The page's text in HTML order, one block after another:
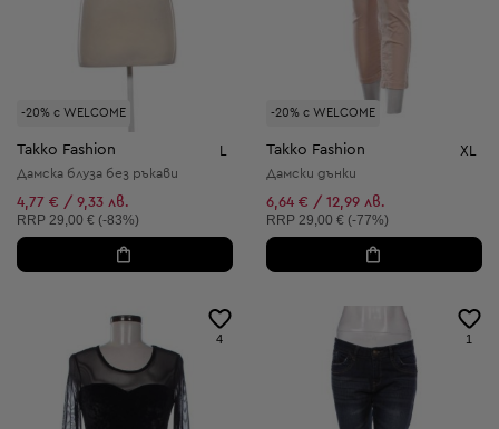
-20% с WELCOME
Takko Fashion L
Дамска блуза без ръкави
4,77 € / 9,33 лв.
Препоръчителна цена:
RRP 29,00 € (-83%)
-20% с WELCOME
Takko Fashion XL
Дамски дънки
6,64 € / 12,99 лв.
Препоръчителна цена:
RRP 29,00 € (-77%)
4 1